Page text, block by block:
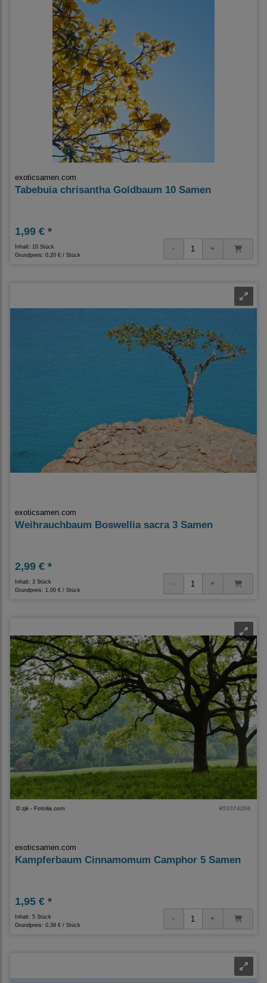
exoticsamen.com
Tabebuia chrisantha Goldbaum 10 Samen
1,99 € *
Inhalt: 10 Stück
Grundpreis: 0,20 € / Stück
exoticsamen.com
Weihrauchbaum Boswellia sacra 3 Samen
2,99 € *
Inhalt: 3 Stück
Grundpreis: 1,00 € / Stück
exoticsamen.com
Kampferbaum Cinnamomum Camphor 5 Samen
1,95 € *
Inhalt: 5 Stück
Grundpreis: 0,39 € / Stück